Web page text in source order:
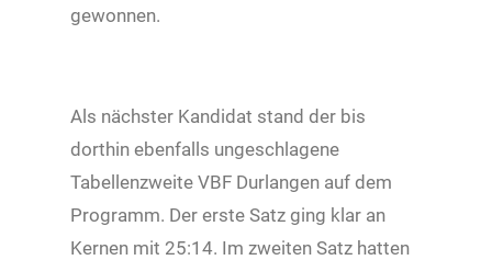
gewonnen.
Als nächster Kandidat stand der bis
dorthin ebenfalls ungeschlagene
Tabellenzweite VBF Durlangen auf dem
Programm. Der erste Satz ging klar an
Kernen mit 25:14. Im zweiten Satz hatten